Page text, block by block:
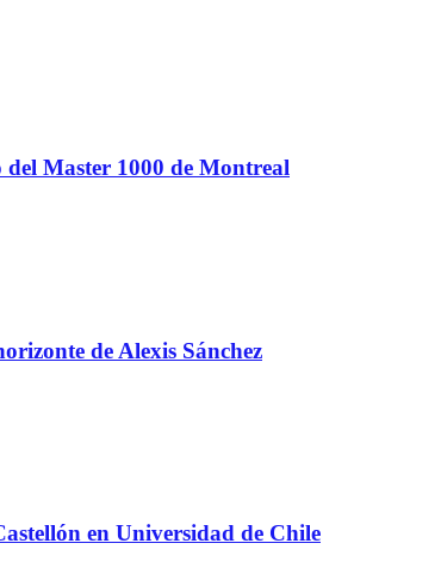
Master 1000 de Montreal
de Alexis Sánchez
en Universidad de Chile